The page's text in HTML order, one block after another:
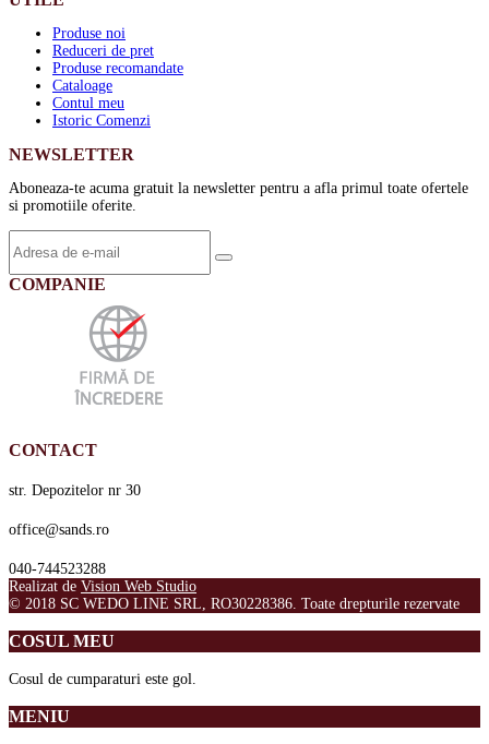
Produse noi
Reduceri de pret
Produse recomandate
Cataloage
Contul meu
Istoric Comenzi
NEWSLETTER
Aboneaza-te acuma gratuit la newsletter pentru a afla primul toate ofertele
si promotiile oferite.
COMPANIE
CONTACT
str. Depozitelor nr 30
office@sands.ro
040-744523288
Realizat de Vision Web Studio
© 2018 SC WEDO LINE SRL, RO30228386. Toate drepturile rezervate
COSUL MEU
Cosul de cumparaturi este gol.
MENIU